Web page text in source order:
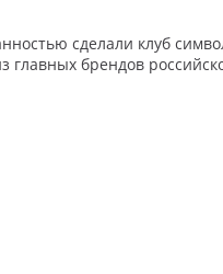
сделали клуб
брендов